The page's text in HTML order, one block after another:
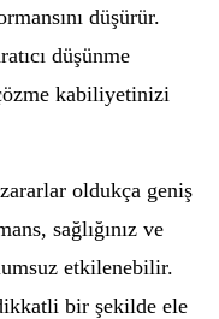
düşürür.
düşünme
kabiliyetinizi
oldukça geniş
sağlığınız ve
etkilenebilir.
bir şekilde ele